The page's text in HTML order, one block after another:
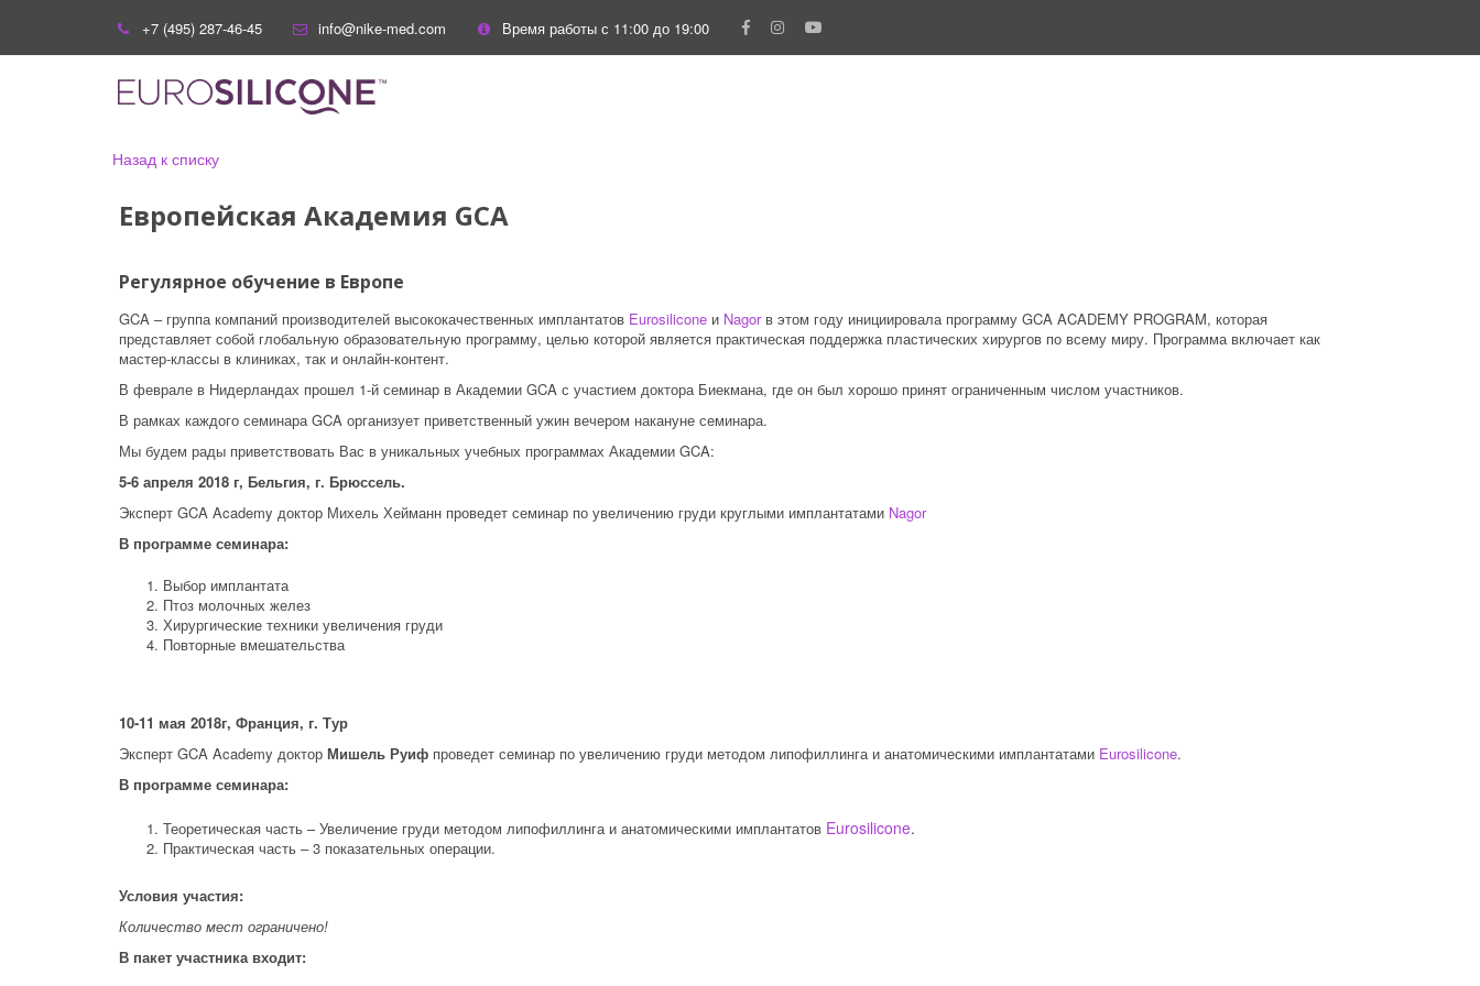
+7 (495) 287-46-45 info@nike-med.com Время работы с 11:00 до 19:00
Назад к списку
Европейская Академия GCA
Регулярное обучение в Европе
GCA – группа компаний производителей высококачественных имплантатов Eurosilicone и Nagorв этом году инициировала программу GCA ACADEMY PROGRAM, которая
представляет собой глобальную образовательную программу, целью которой является практическая поддержка пластических хирургов по всему миру. Программа включает как
мастер-классы в клиниках, так и онлайн-контент.
В феврале в Нидерландах прошел 1-й семинар в Академии GCA с участием доктора Биекмана, где он был хорошо принят ограниченным числом участников.
В рамках каждого семинара GCA организует приветственный ужин вечером накануне семинара.
Мы будем рады приветствовать Вас в уникальных учебных программах Академии GCA:
5-6 апреля 2018 г, Бельгия, г. Брюссель.
Эксперт GCA Academy доктор Михель Хейманн проведет семинар по увеличению груди круглыми имплантатами Nagor
В программе семинара:
Выбор имплантата
Птоз молочных желез
Хирургические техники увеличения груди
Повторные вмешательства
10-11 мая 2018г, Франция, г. Тур
Эксперт GCA Academy доктор Мишель Руиф проведет семинар по увеличению груди методом липофиллинга и анатомическими имплантатами Eurosilicone.
В программе семинара:
Теоретическая часть – Увеличение груди методом липофиллинга и анатомическими имплантатов Eurosilicone.
Практическая часть – 3 показательных операции.
Условия участия:
Количество мест ограничено!
В пакет участника входит: